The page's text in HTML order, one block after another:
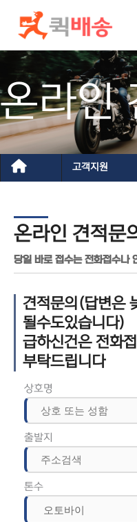
건너뛰기
온라인
고객지원
온라인 견적문
당일 바로 접수는 전화접수나
견적문의(답변은
될수도있습니다)
급하신건은 전화
부탁드립니다
상호명
출발지
톤수